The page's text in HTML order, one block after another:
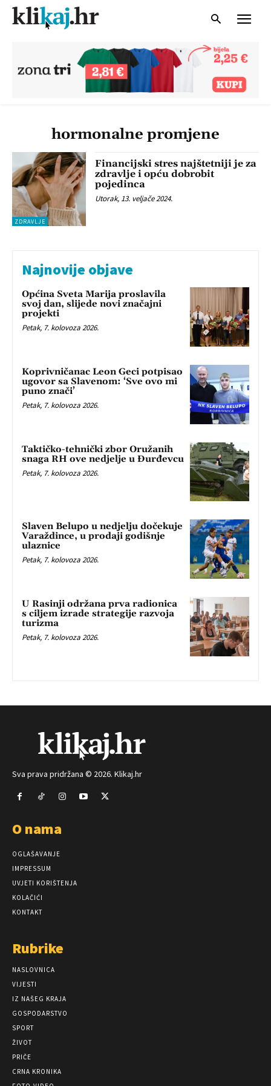
hormonalne promjene
ZDRAVLJE
Financijski stres najštetniji je za
zdravlje i opću dobrobit
pojedinca
Utorak, 13. veljače 2024.
Najnovije objave
Općina Sveta Marija proslavila
svoj dan, slijede novi značajni
projekti
Petak, 7. kolovoza 2026.
Koprivničanac Leon Geci potpisao
ugovor sa Slavenom: ‘Sve ovo mi
puno znači’
Petak, 7. kolovoza 2026.
Taktičko-tehnički zbor Oružanih
snaga RH ove nedjelje u Đurđevcu
Petak, 7. kolovoza 2026.
Slaven Belupo u nedjelju dočekuje
Varaždince, u prodaji godišnje
ulaznice
Petak, 7. kolovoza 2026.
U Rasinji održana prva radionica
s ciljem izrade strategije razvoja
turizma
Petak, 7. kolovoza 2026.
Sva prava pridržana © 2026. Klikaj.hr
O nama
OGLAŠAVANJE
IMPRESSUM
UVJETI KORIŠTENJA
KOLAČIĆI
KONTAKT
Rubrike
NASLOVNICA
VIJESTI
IZ NAŠEG KRAJA
GOSPODARSTVO
SPORT
ŽIVOT
PRIČE
CRNA KRONIKA